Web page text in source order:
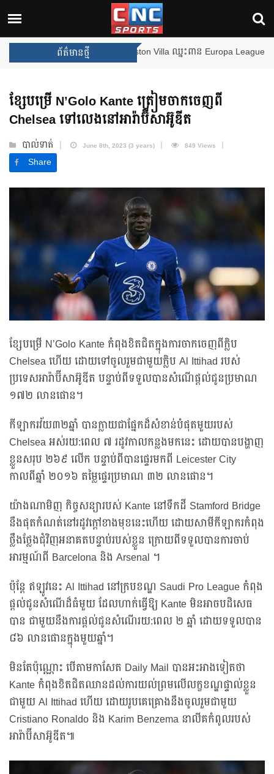
ព័ត៌មានថ្មី
ឈ្នះពានរង្វាន់បន្ថែមទៀត បន្ទាប់ពី Aston Villa ឈ្នះពាន Europa League
ខ្សែបម្រើ N’Golo Kante ត្រៀមចាកចេញពី
Chelsea ទៅលេងនៅអារ៉ាប៊ីសាអ៊ូឌីត
បាល់ទាត់ June 8th, 2023 (3 years) 849 Views
Share
ខ្សែបម្រើ N’Golo Kante កំពុងខិតជិតក្នុងការចាកចេញពីក្លិប
Chelsea ហើយ ដោយទៅចូលរួមជាមួយក្លិប Al Ittihad របស់
ប្រទេសអារ៉ាប៊ីសាអ៊ូឌីត បន្ទាប់ពីទទួលបានសំណើផ្តល់ជូនប្រមាណ
១៧២ លានផោន។
កីឡាករវ័យ៣២ឆ្នាំ បានក្លាយជាផ្នែកដ៏សំខាន់បំផុតមួយរបស់
Chelsea អស់រយ:ពេល ៧ រដូវកាលកន្លងមកនេះ ដោយបានបង្ហាញ
ខ្លួនសរុប ២៦៩ លើក បន្ទាប់ពីបានផ្ទេរមកពី Leicester City
កាលពីឆ្នាំ ២០១៦ តម្លៃផ្ទេរប្រមាណ ៣២ លានផោន។
យ៉ាងណាមិញ កិច្ចសន្យារបស់ Kante នៅទឹកដី Stamford Bridge
នឹងផុតកំណត់នៅរដូវក្តៅខាងមុខនេះហើយ ដោយសាមីកីឡាករកំពុង
ថ្លឹងថ្លែងជុំវិញអនាគតបន្ទាប់របស់ខ្លួន ក្រោយពីទទួលបានការចាប់
អារម្មណ៍ពី Barcelona និង Arsenal ។
ប៉ុន្តែ ឥឡូវនេះ Al Ittihad នៅក្របខណ្ឌ Saudi Pro League កំពុង
ផ្តល់ជូនសំណើដ៏ធំមួយ ដែលហាក់ធ្វើឱ្យ Kante មិនអាចបដិសេធ
បាន ជាមួយនឹងការផ្តល់ជូនសំណើរយ:ពេល ២ ឆ្នាំ ដោយទទួលបាន
៨៦ លានផោនក្នុងមួយឆ្នាំ។
មិនតែប៉ុណ្ណោះ បើតាមកាសែត Daily Mail បានអះអាងទៀតថា
Kante កំពុងខិតជិតឈានដល់ការយល់ព្រមលើលក្ខខណ្ឌផ្ទាល់ខ្លួន
ជាមួយ Al Ittihad ហើយ ដោយរូបគេគ្រោងនឹងចូលរួមជាមួយ
Cristiano Ronaldo និង Karim Benzema នាលីគកំពូលរបស់
អារ៉ាប៊ីសាអ៊ូឌីត៕